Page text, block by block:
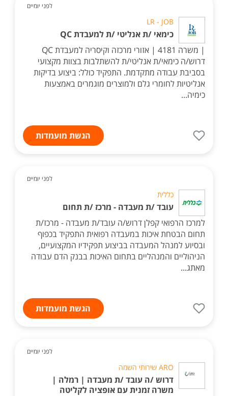
לפני יומיים
LR - JOB
כימאי /ת אנליטי /ת למעבדת QC
| משרה 4181 | אזורי מרכזה וקיסריה למעבדת QC
דרוש/ה כימאי/ת אנליטי/ת להשתלבות בצוות מקצועי
בסביבת עבודה מתקדמת. התפקיד כולל: ביצוע בדיקות
אנליטיות לחומרי גלם ולמוצרים מוגמרים באמצעות
כימיה...
הגשת מועמדות
לפני יומיים
כללית
עובד /ת מעבדה - מרכז /ת תחום
למרכז הרפואי קפלן דרוש/ה עובד/ת מעבדה - מרכז/ת
תחום הבטחת איכות במעבדה רפואית התפקיד בכפוף
ובסיוע למנהל המעבדה בביצוע תפקידיו המקצועיים,
הניהוליים והמנהליים בתחום האיכות בבנק הדם עבודה
מאתג...
הגשת מועמדות
לפני יומיים
ARO שירותי השמה
דרוש /ה עובד /ת מעבדה | רמלה |
משרה זמנית עם אופציה לקליטה